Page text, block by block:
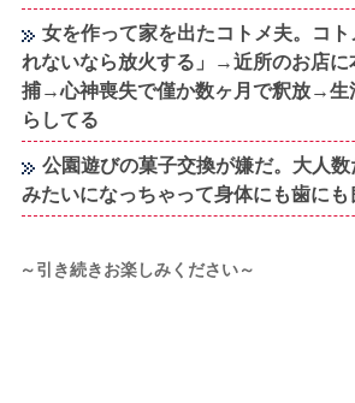
女を作って家を出たコトメ夫。コト
れないなら放火する」→近所のお店に
捕→心神喪失で僅か数ヶ月で釈放→生
らしてる
公園遊びの菓子交換が嫌だ。大人
みたいになっちゃって身体にも歯に
～引き続きお楽しみください～